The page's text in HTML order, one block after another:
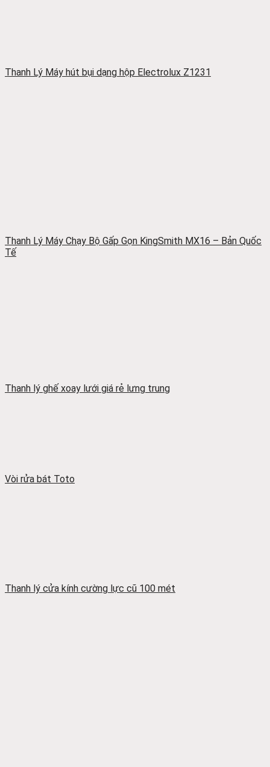
Thanh Lý Máy hút bụi dạng hộp Electrolux Z1231
Thanh Lý Máy Chạy Bộ Gấp Gọn KingSmith MX16 – Bản Quốc
Tế
Thanh lý ghế xoay lưới giá rẻ lưng trung
Vòi rửa bát Toto
Thanh lý cửa kính cường lực cũ 100 mét